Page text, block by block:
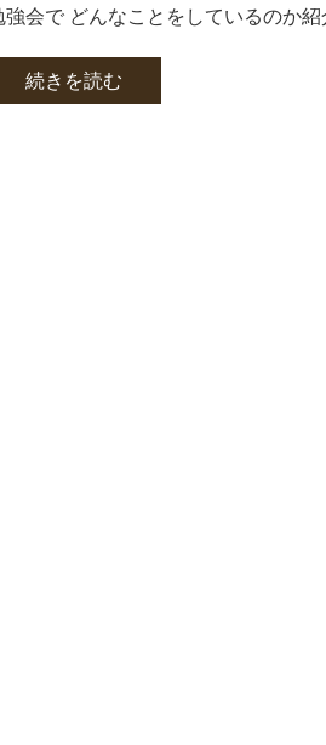
強会で どんなことをしているのか
続きを読む